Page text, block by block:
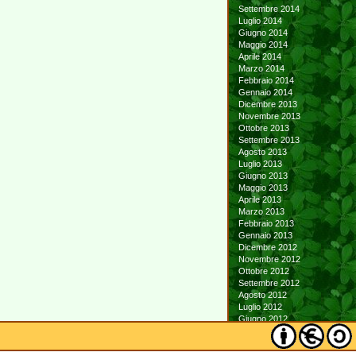
Settembre 2014
Luglio 2014
Giugno 2014
Maggio 2014
Aprile 2014
Marzo 2014
Febbraio 2014
Gennaio 2014
Dicembre 2013
Novembre 2013
Ottobre 2013
Settembre 2013
Agosto 2013
Luglio 2013
Giugno 2013
Maggio 2013
Aprile 2013
Marzo 2013
Febbraio 2013
Gennaio 2013
Dicembre 2012
Novembre 2012
Ottobre 2012
Settembre 2012
Agosto 2012
Luglio 2012
Giugno 2012
Maggio 2012
Aprile 2012